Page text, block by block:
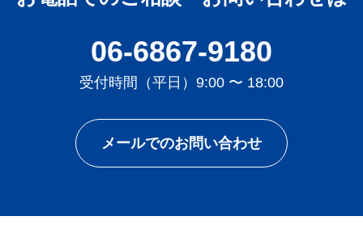
06-6867-9180
受付時間（平日）9:00 〜 18:00
メールでのお問い合わせ